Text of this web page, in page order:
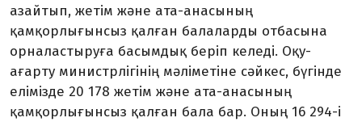
азайтып, жетім және ата-анасының
қамқорлығынсыз қалған балаларды отбасына
орналастыруға басымдық беріп келеді. Оқу-
ағарту министрлігінің мәліметіне сәйкес, бүгінде
елімізде 20 178 жетім және ата-анасының
қамқорлығынсыз қалған бала бар. Оның 16 294-і